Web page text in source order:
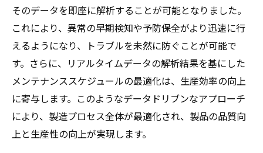
そのデータを即座に解析することが可能となりました。
これにより、異常の早期検知や予防保全がより迅速に行
えるようになり、トラブルを未然に防ぐことが可能で
す。さらに、リアルタイムデータの解析結果を基にした
メンテナンススケジュールの最適化は、生産効率の向上
に寄与します。このようなデータドリブンなアプローチ
により、製造プロセス全体が最適化され、製品の品質向
上と生産性の向上が実現します。